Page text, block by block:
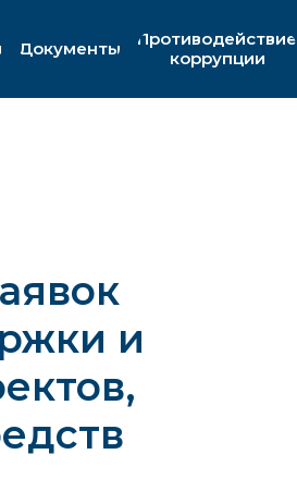
Документы
Противодействие
коррупции
и